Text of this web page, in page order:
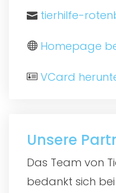
tierhilfe-
Homepage
VCard
Unsere
Das Team von
bedankt sich